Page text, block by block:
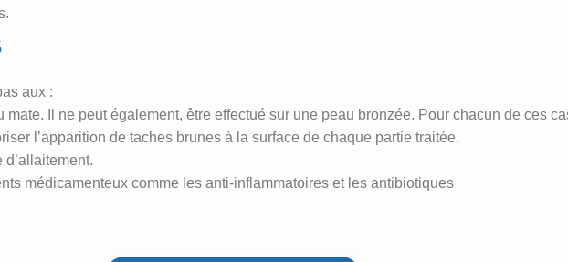
aux :
mate. Il ne peut également, être effectué sur une peau bronzée. Pour chacun de ces
l’apparition de taches brunes à la surface de chaque partie traitée.
médicamenteux comme les anti-inflammatoires et les antibiotiques